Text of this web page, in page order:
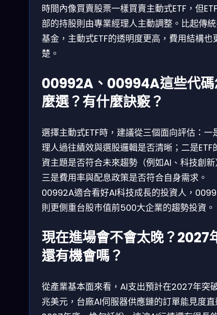
時間內像買賣股票一樣買賣主動式ETF，但
部的持股則由專業經理人主動調整。比起傳
基金，主動式ETF的透明度更高，費用結構也
楚。
00992A、00994A這些代碼
麼選？有什麼訣竅？
選擇主動式ETF時，建議從三個面向評估：一
理人過往績效與選股邏輯是否清晰；二是ETF
資主題是否符合未來趨勢（例如AI、科技創
三是費用率與配息政策是否符合自身需求。
00992A適合看好AI科技成長的投資人，
則更側重台股市值前500大企業的趨勢投資。
現在進場會不會太晚？2027
還有機會嗎？
從產業基本面來看，AI支出預計在2027年突
兆美元，台廠AI伺服器供應鏈的訂單能見度